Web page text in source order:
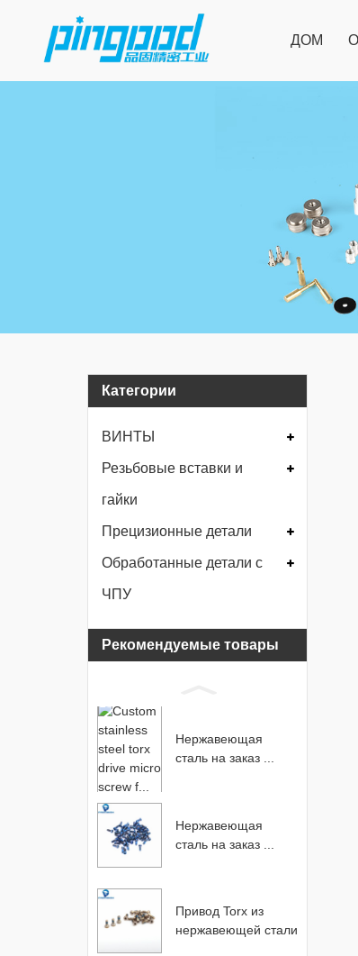
ДОМ
Категории
ВИНТЫ
Резьбовые вставки и
гайки
Прецизионные детали
Обработанные детали с
ЧПУ
Рекомендуемые товары
Нержавеющая
сталь на заказ ...
Нержавеющая
сталь на заказ ...
Привод Torx из
нержавеющей стали